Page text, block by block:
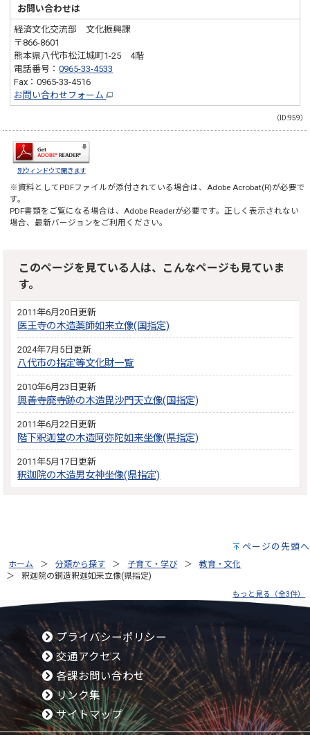
お問い合わせは
経済文化交流部 文化振興課
〒866-8601
熊本県八代市松江城町1-25 4階
電話番号：0965-33-4533
Fax：0965-33-4516
お問い合わせフォーム
（ID:959）
別ウィンドウで開きます
※資料としてPDFファイルが添付されている場合は、 Adobe Acrobat(R)が必要で
す。
PDF書類をご覧になる場合は、 Adobe Readerが必要です。正しく表示されない
場合、最新バージョンをご利用ください。
このページを見ている人は、こんなページも見ていま
す。
2011年6月20日更新
医王寺の木造薬師如来立像(国指定)
2024年7月5日更新
八代市の指定等文化財一覧
2010年6月23日更新
興善寺廃寺跡の木造毘沙門天立像(国指定)
2011年6月22日更新
階下釈迦堂の木造阿弥陀如来坐像(県指定)
2011年5月17日更新
釈迦院の木造男女神坐像(県指定)
ページの先頭へ
ホーム 分類から探す 子育て・学び
教育・文化
釈迦院の銅造釈迦如来立像(県指定)
もっと見る（全3件）
プライバシーポリシー
交通アクセス
各課お問い合わせ
リンク集
サイトマップ